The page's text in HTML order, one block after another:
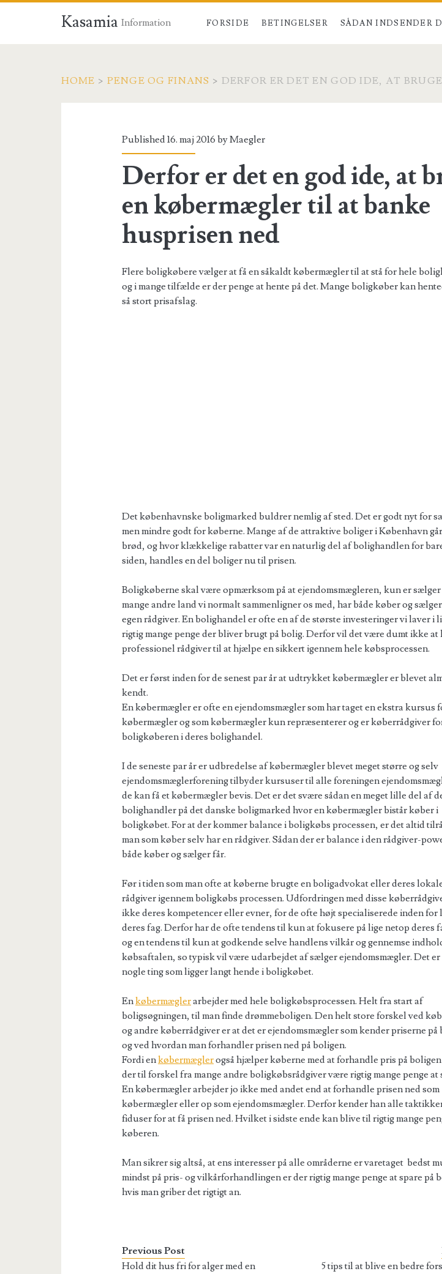
Kasamia Information FORSIDE BETINGELSER SÅDAN INDSENDER
HOME > PENGE OG FINANS > DERFOR ER DET EN GOD IDE, AT
Published 16. maj 2016 byMaegler
Derfor er det en god ide, at
en købermægler til at banke
husprisen ned
Flere boligkøbere vælger at få en såkaldt købermægler til at stå for hele
og i mange tilfælde er der penge at hente på det. Mange boligkøber kan
så stort prisafslag.
Det københavnske boligmarked buldrer nemlig af sted. Det er godt nyt for
men mindre godt for køberne. Mange af de attraktive boliger i København
brød, og hvor klækkelige rabatter var en naturlig del af bolighandlen for
siden, handles en del boliger nu til prisen.
Boligkøberne skal være opmærksom på at ejendomsmægleren, kun er sælger
mange andre land vi normalt sammenligner os med, har både køber og
egen rådgiver. En bolighandel er ofte en af de største investeringer vi laver i
rigtig mange penge der bliver brugt på bolig. Derfor vil det være dumt ikke at
professionel rådgiver til at hjælpe en sikkert igennem hele købsprocessen.
Det er først inden for de senest par år at udtrykket købermægler er blevet
kendt.
En købermægler er ofte en ejendomsmægler som har taget en ekstra kursus
købermægler og som købermægler kun repræsenterer og er køberrådgiver
boligkøberen i deres bolighandel.
I de seneste par år er udbredelse af købermægler blevet meget større og
ejendomsmæglerforening tilbyder kursuser til alle foreningen
de kan få et købermægler bevis. Det er det svære sådan en meget lille del af
bolighandler på det danske boligmarked hvor en købermægler bistår køber i
boligkøbet. For at der kommer balance i boligkøbs processen, er det altid
man som køber selv har en rådgiver. Sådan der er balance i den rådgiver-
både køber og sælger får.
Før i tiden som man ofte at køberne brugte en boligadvokat eller deres
rådgiver igennem boligkøbs processen. Udfordringen med disse
ikke deres kompetencer eller evner, for de ofte højt specialiserede inden for
deres fag. Derfor har de ofte tendens til kun at fokusere på lige netop deres
og en tendens til kun at godkende selve handlens vilkår og gennemse
købsaftalen, so typisk vil være udarbejdet af sælger ejendomsmægler. Det
nogle ting som ligger langt hende i boligkøbet.
Enkøbermæglerarbejder med hele boligkøbsprocessen. Helt fra start af
boligsøgningen, til man finde drømmeboligen. Den helt store forskel ved
og andre køberrådgiver er at det er ejendomsmægler som kender priserne på
og ved hvordan man forhandler prisen ned på boligen.
Fordi enkøbermæglerogså hjælper køberne med at forhandle pris på
der til forskel fra mange andre boligkøbsrådgiver være rigtig mange penge at
En købermægler arbejder jo ikke med andet end at forhandle prisen ned som
købermægler eller op som ejendomsmægler. Derfor kender han alle
fiduser for at få prisen ned. Hvilket i sidste ende kan blive til rigtig mange
køberen.
Man sikrer sig altså, at ens interesser på alle områderne er varetaget bedst
mindst på pris- og vilkårforhandlingen er der rigtig mange penge at spare på
hvis man griber det rigtigt an.
Previous Post
Hold dit hus fri for alger med en
5 tips til at blive en bedre